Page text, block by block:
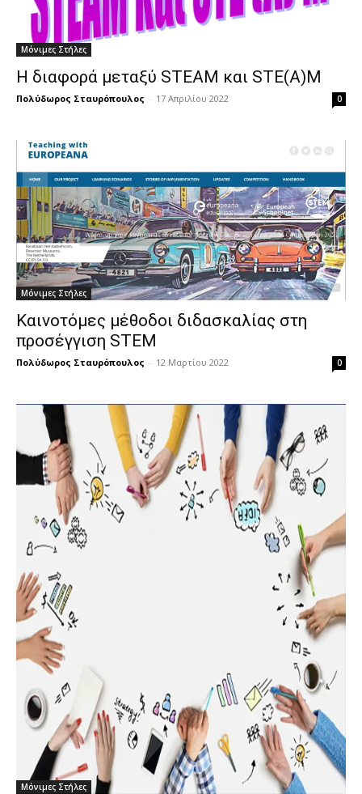
Μόνιμες Στήλες
Η διαφορά μεταξύ STEAM και STE(A)M
Πολύδωρος Σταυρόπουλος - 17 Απριλίου 2022 0
Μόνιμες Στήλες
Καινοτόμες μέθοδοι διδασκαλίας στη
προσέγγιση STEM
Πολύδωρος Σταυρόπουλος - 12 Μαρτίου 2022 0
Μόνιμες Στήλες